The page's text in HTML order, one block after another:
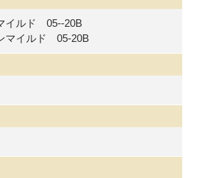
イルド 05--20B
マイルド 05-20B